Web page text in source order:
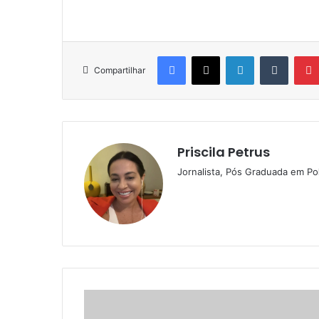
Compartilhar
Priscila Petrus
Jornalista, Pós Graduada em